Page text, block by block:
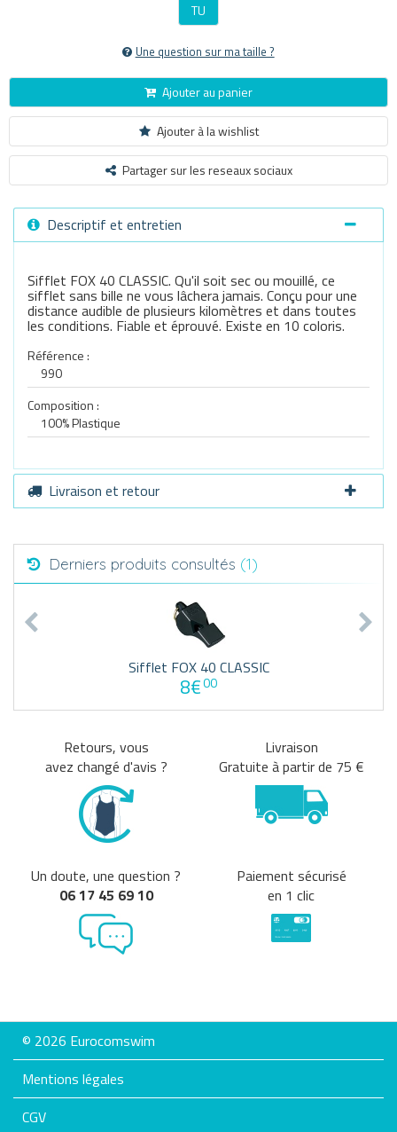
TU
Une question sur ma taille ?
Ajouter au panier
Ajouter à la wishlist
Partager sur les reseaux sociaux
Descriptif et entretien
Sifflet FOX 40 CLASSIC. Qu'il soit sec ou mouillé, ce
sifflet sans bille ne vous lâchera jamais. Conçu pour une
distance audible de plusieurs kilomètres et dans toutes
les conditions. Fiable et éprouvé. Existe en 10 coloris.
Référence :
990
Composition :
100% Plastique
Livraison et retour
Derniers produits consultés (1)
Sifflet FOX 40 CLASSIC
8€00
Retours, vous
avez changé d'avis ?
Livraison
Gratuite à partir de 75 €
Un doute, une question ?
06 17 45 69 10
Paiement sécurisé
en 1 clic
© 2026 Eurocomswim
Mentions légales
CGV